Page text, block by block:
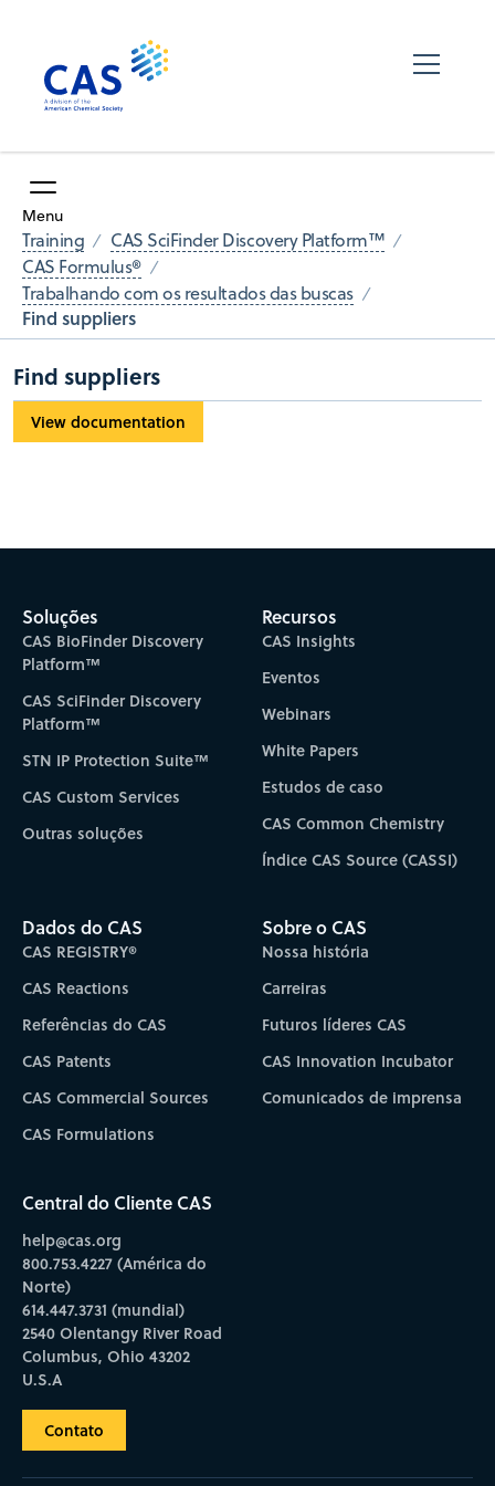
Menu
Training
CAS SciFinder Discovery Platform™
CAS Formulus®
Trabalhando com os resultados das buscas
Find suppliers
Find suppliers
View documentation
Soluções
CAS BioFinder Discovery
Platform™
CAS SciFinder Discovery
Platform™
STN IP Protection Suite™
CAS Custom Services
Outras soluções
Recursos
CAS Insights
Eventos
Webinars
White Papers
Estudos de caso
CAS Common Chemistry
Índice CAS Source (CASSI)
Dados do CAS
CAS REGISTRY®
CAS Reactions
Referências do CAS
CAS Patents
CAS Commercial Sources
CAS Formulations
Sobre o CAS
Nossa história
Carreiras
Futuros líderes CAS
CAS Innovation Incubator
Comunicados de imprensa
Central do Cliente CAS
help@cas.org
800.753.4227 (América do
Norte)
614.447.3731 (mundial)
2540 Olentangy River Road
Columbus, Ohio 43202
U.S.A
Contato